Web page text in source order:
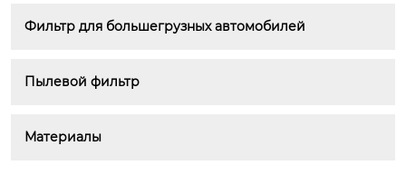
Фильтр для большегрузных автомобилей
Пылевой фильтр
Материалы